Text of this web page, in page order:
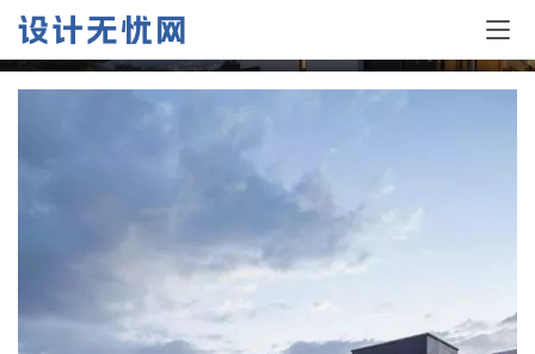
60个极简漂亮的别墅设计